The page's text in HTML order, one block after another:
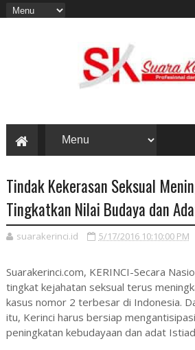
Tindak Kekerasan Seksual
Tingkatkan Nilai Budaya dan
suarakerinci.id 5/17/2016 10:10:00 PM
Suarakerinci.com, KERINCI-Secara
tingkat kejahatan seksual terus
kasus nomor 2 terbesar di Indonesia.
itu, Kerinci harus bersiap
peningkatan kebudayaan dan adat